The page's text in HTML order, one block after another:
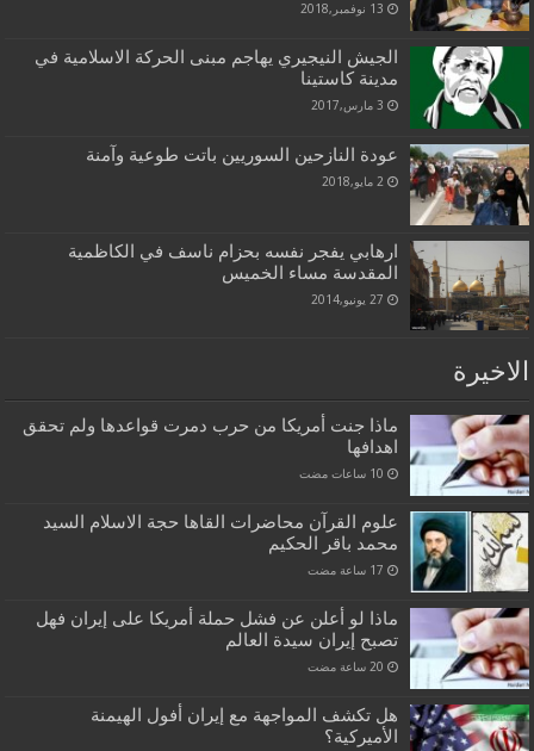
13 نوفمبر,2018
الجيش النيجيري يهاجم مبنى الحركة الاسلامية في
مدينة كاستينا
3 مارس,2017
عودة النازحين السوريين باتت طوعية وآمنة
2 مايو,2018
ارهابي يفجر نفسه بحزام ناسف في الكاظمية
المقدسة مساء الخميس
27 يونيو,2014
الاخيرة
ماذا جنت أمريكا من حرب دمرت قواعدها ولم تحقق
اهدافها
علوم القرآن محاضرات القاها حجة الاسلام السيد
محمد باقر الحكيم
ماذا لو أعلن عن فشل حملة أمريكا على إيران فهل
تصبح إيران سيدة العالم
هل تكشف المواجهة مع إيران أفول الهيمنة
الأميركية؟